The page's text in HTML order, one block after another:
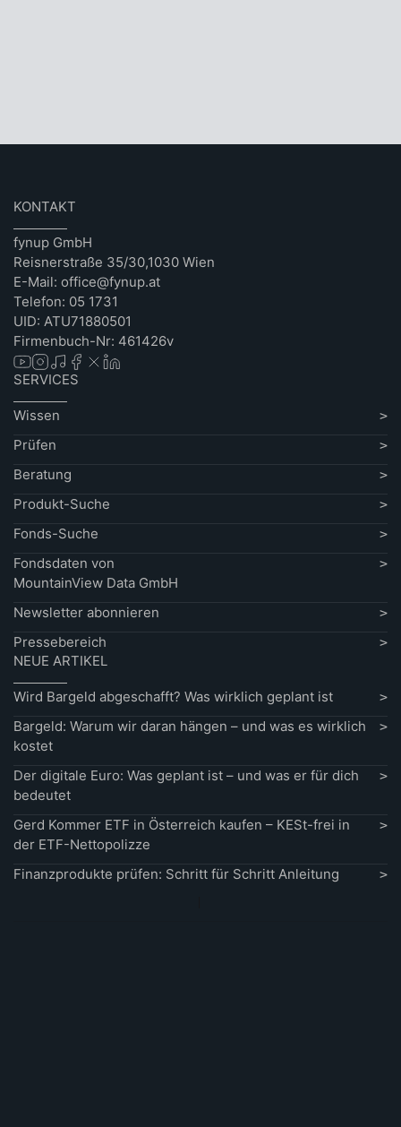
KONTAKT
fynup GmbH
Reisnerstraße 35/30,1030 Wien
E-Mail: office@fynup.at
Telefon: 05 1731
UID: ATU71880501
Firmenbuch-Nr: 461426v
SERVICES
Wissen
Prüfen
Beratung
Produkt-Suche
Fonds-Suche
Fondsdaten von
MountainView Data GmbH
Newsletter abonnieren
Pressebereich
NEUE ARTIKEL
Wird Bargeld abgeschafft? Was wirklich geplant ist
Bargeld: Warum wir daran hängen – und was es wirklich
kostet
Der digitale Euro: Was geplant ist – und was er für dich
bedeutet
Gerd Kommer ETF in Österreich kaufen – KESt-frei in
der ETF-Nettopolizze
Finanzprodukte prüfen: Schritt für Schritt Anleitung